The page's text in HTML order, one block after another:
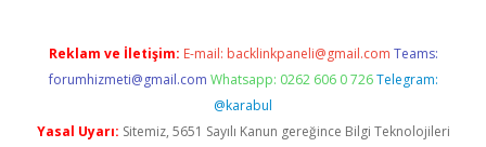
Reklam ve İletişim: E-mail: backlinkpaneli@gmail.com Teams:
forumhizmeti@gmail.com Whatsapp: 0262 606 0 726 Telegram:
@karabul
Yasal Uyarı: Sitemiz, 5651 Sayılı Kanun gereğince Bilgi Teknolojileri